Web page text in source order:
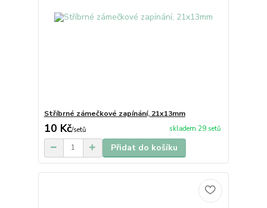
Stříbrné zámečkové zapínání, 21x13mm
10 Kč/setů skladem 29 setů
Přidat do košíku